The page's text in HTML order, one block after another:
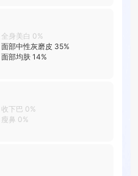
全身美白 0%
面部中性灰磨皮 35%
面部均肤 14%
收下巴 0%
瘦鼻 0%